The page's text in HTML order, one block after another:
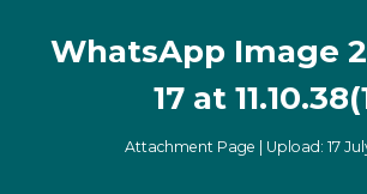
WhatsApp Image
17 at
Attachment Page | Upload: 17